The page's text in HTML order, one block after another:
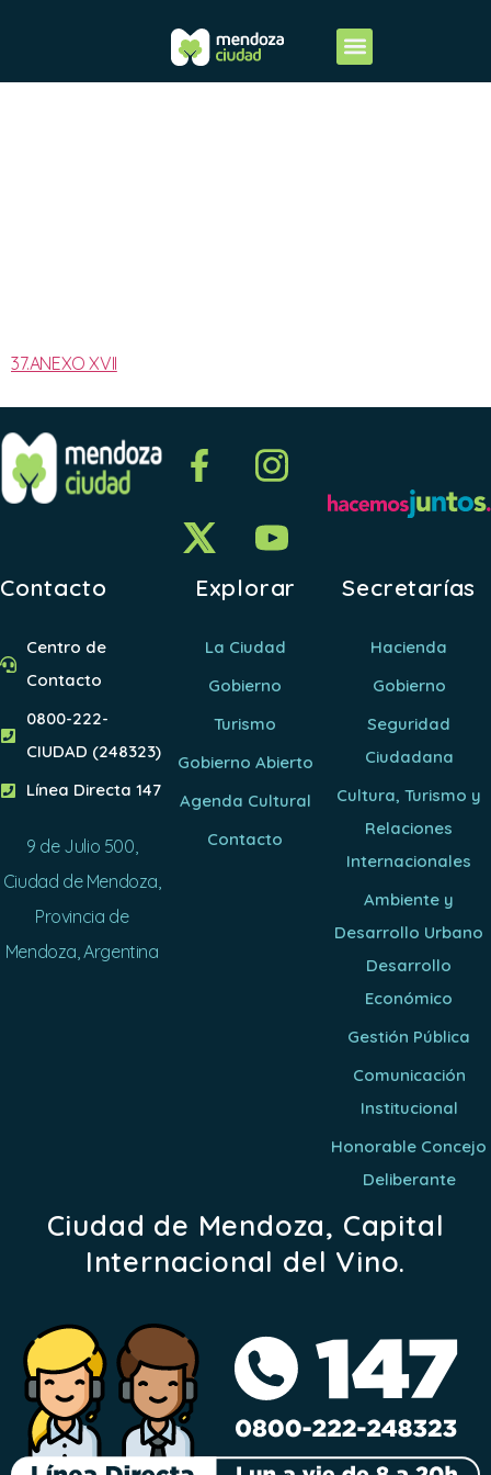
37.ANEXO XVII
Contacto
Centro de
Contacto
0800-222-
CIUDAD (248323)
Línea Directa 147
9 de Julio 500,
Ciudad de Mendoza,
Provincia de
Mendoza, Argentina
Explorar
La Ciudad
Gobierno
Turismo
Gobierno Abierto
Agenda Cultural
Contacto
Secretarías
Hacienda
Gobierno
Seguridad
Ciudadana
Cultura, Turismo y
Relaciones
Internacionales
Ambiente y
Desarrollo Urbano
Desarrollo
Económico
Gestión Pública
Comunicación
Institucional
Honorable Concejo
Deliberante
Ciudad de Mendoza, Capital
Internacional del Vino.